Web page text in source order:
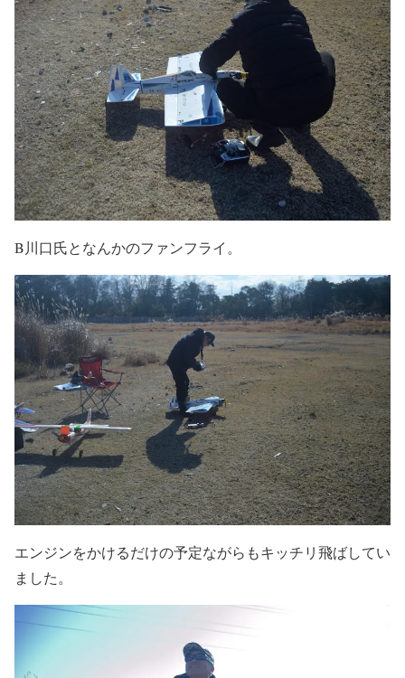
B川口氏となんかのファンフライ。
エンジンをかけるだけの予定ながらもキッチリ飛ばしてい
ました。